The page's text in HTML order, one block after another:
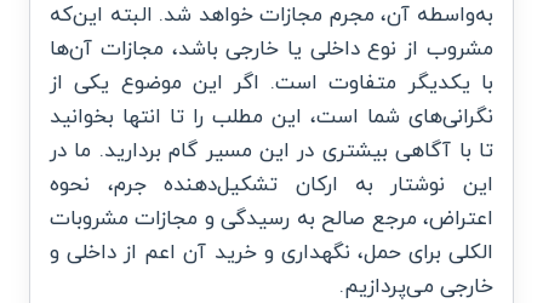
به‌واسطه آن، مجرم مجازات خواهد شد. البته این‌که
مشروب از نوع داخلی یا خارجی باشد، مجازات آن‌ها
با یکدیگر متفاوت است. اگر این موضوع یکی از
نگرانی‌های شما است، این مطلب را تا انتها بخوانید
تا با آگاهی بیشتری در این مسیر گام بردارید. ما در
این نوشتار به ارکان تشکیل‌دهنده جرم، نحوه
اعتراض، مرجع صالح به رسیدگی و مجازات مشروبات
الکلی برای حمل، نگهداری و خرید آناعم از داخلی و
خارجی می‌پردازیم.